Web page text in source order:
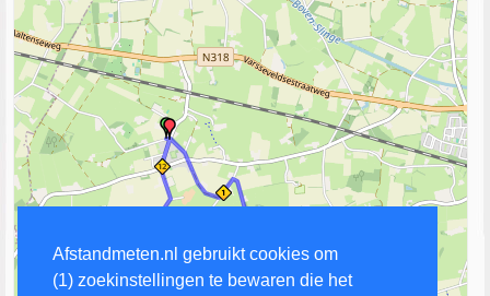
Afstandmeten.nl gebruikt cookies om
(1) zoekinstellingen te bewaren die het